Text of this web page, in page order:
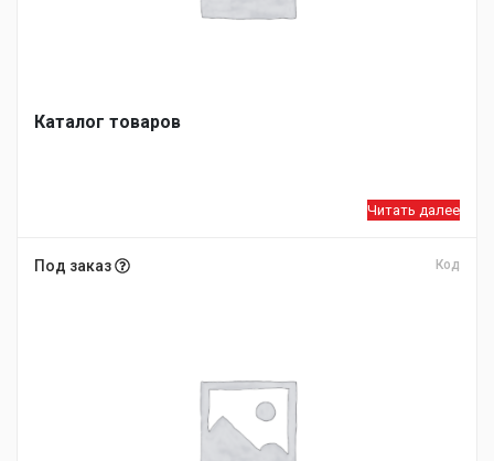
Каталог товаров
Читать далее
Под заказ Код